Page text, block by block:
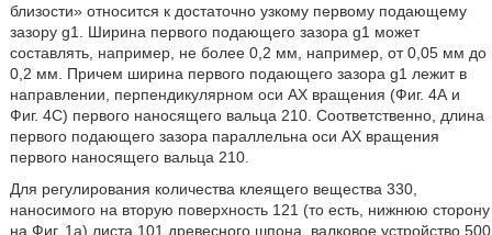
близости» относится к достаточно узкому первому подающему
зазору g1. Ширина первого подающего зазора g1 может
составлять, например, не более 0,2 мм, например, от 0,05 мм до
0,2 мм. Причем ширина первого подающего зазора g1 лежит в
направлении, перпендикулярном оси АХ вращения (Фиг. 4А и
Фиг. 4С) первого наносящего вальца 210. Соответственно, длина
первого подающего зазора параллельна оси АХ вращения
первого наносящего вальца 210.
Для регулирования количества клеящего вещества 330,
наносимого на вторую поверхность 121 (то есть, нижнюю сторону
на Фиг. 1а) листа 101 древесного шпона, валковое устройство 500